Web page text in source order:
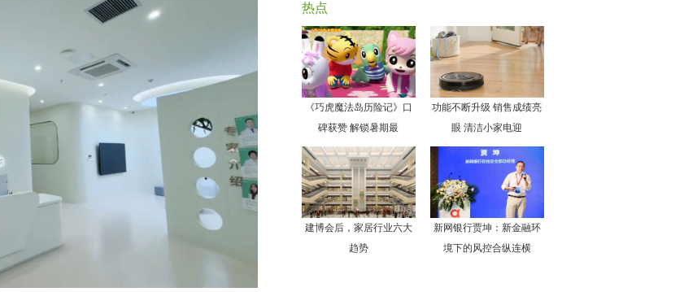
热点
《巧虎魔法岛历险记》口
碑获赞 解锁暑期最
功能不断升级 销售成绩亮
眼 清洁小家电迎
建博会后，家居行业六大
趋势
新网银行贾坤：新金融环
境下的风控合纵连横